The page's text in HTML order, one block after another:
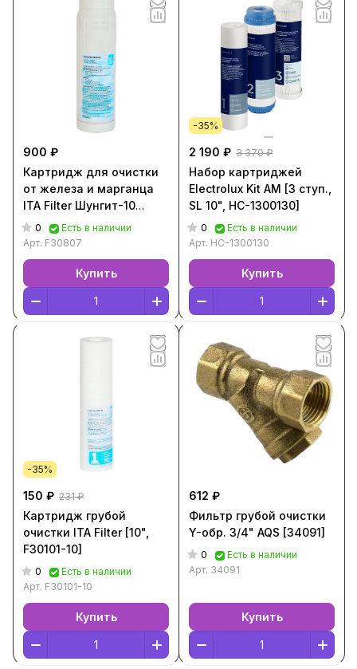
900 ₽
Картридж для очистки
от железа и марганца
ITA Filter Шунгит-10
[F30807]
0
Есть в наличии
Арт. F30807
Купить
-35%
2 190 ₽ 3 370 ₽
Набор картриджей
Electrolux Kit AM [3 ступ.,
SL 10", НС-1300130]
0
Есть в наличии
Арт. НС-1300130
Купить
-35%
150 ₽ 231 ₽
Картридж грубой
очистки ITA Filter [10",
F30101-10]
0
Есть в наличии
Арт. F30101-10
Купить
612 ₽
Фильтр грубой очистки
Y-обр. 3/4" AQS [34091]
0
Есть в наличии
Арт. 34091
Купить